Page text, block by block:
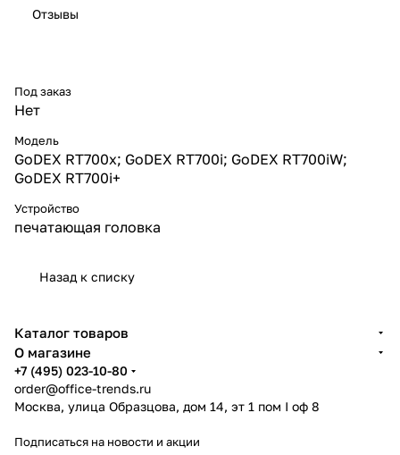
Отзывы
Под заказ
Нет
Модель
GoDEX RT700x; GoDEX RT700i; GoDEX RT700iW;
GoDEX RT700i+
Устройство
печатающая головка
Назад к списку
Каталог товаров
О магазине
+7 (495) 023-10-80
order@office-trends.ru
Москва, улица Образцова, дом 14, эт 1 пом I оф 8
Подписаться на новости и акции